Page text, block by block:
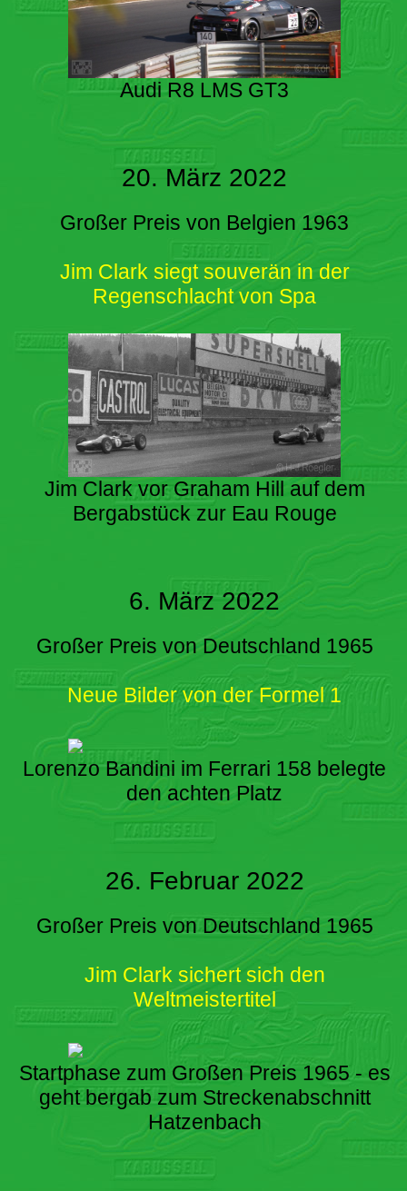
Audi R8 LMS GT3
20. März 2022
Großer Preis von Belgien 1963
Jim Clark siegt souverän in der
Regenschlacht von Spa
Jim Clark vor Graham Hill auf dem
Bergabstück zur Eau Rouge
6. März 2022
Großer Preis von Deutschland 1965
Neue Bilder von der Formel 1
Lorenzo Bandini im Ferrari 158 belegte
den achten Platz
26. Februar 2022
Großer Preis von Deutschland 1965
Jim Clark sichert sich den
Weltmeistertitel
Startphase zum Großen Preis 1965 - es
geht bergab zum Streckenabschnitt
Hatzenbach